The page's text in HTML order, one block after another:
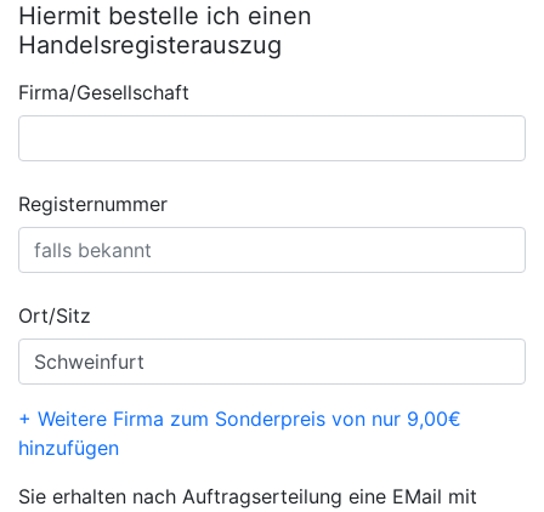
Hiermit bestelle ich einen
Handelsregisterauszug
Firma/Gesellschaft
Registernummer
Ort/Sitz
+ Weitere Firma zum Sonderpreis von nur 9,00€
hinzufügen
Sie erhalten nach Auftragserteilung eine EMail mit